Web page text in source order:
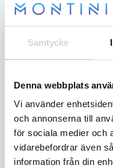
Samtycke
Denna webbplats
Vi använder
och annonserna till
för sociala medier och
vidarebefordrar även
information från din
ASM-
HOUSING,4,6,7,9-
ASM-
RECOIL,AR
|
[INCL.
HOUSING,4,6,7,9-
17]
Fraktfritt
över
14
dagars
Lägsta
pris-